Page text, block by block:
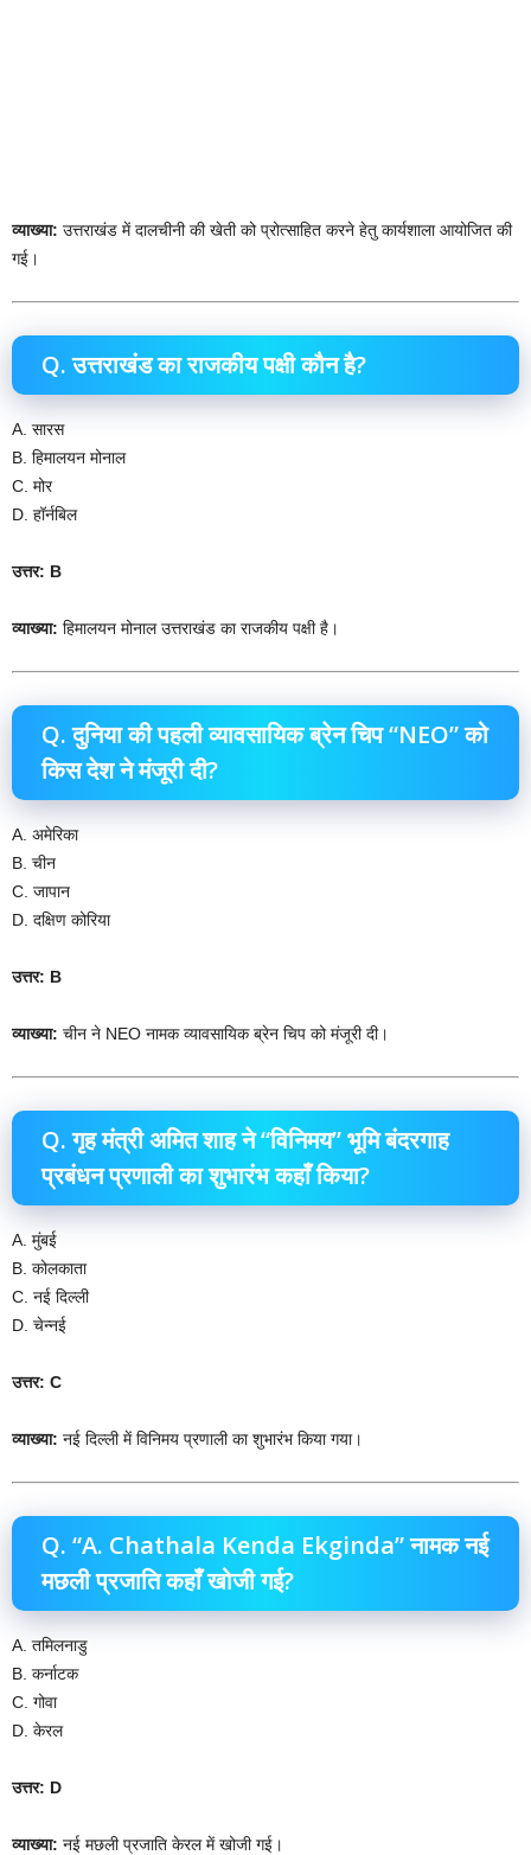
व्याख्या: उत्तराखंड में दालचीनी की खेती को प्रोत्साहित करने हेतु कार्यशाला आयोजित की
गई।
Q. उत्तराखंड का राजकीय पक्षी कौन है?
A. सारस
B. हिमालयन मोनाल
C. मोर
D. हॉर्नबिल
उत्तर: B
व्याख्या: हिमालयन मोनाल उत्तराखंड का राजकीय पक्षी है।
Q. दुनिया की पहली व्यावसायिक ब्रेन चिप “NEO” को
किस देश ने मंजूरी दी?
A. अमेरिका
B. चीन
C. जापान
D. दक्षिण कोरिया
उत्तर: B
व्याख्या: चीन ने NEO नामक व्यावसायिक ब्रेन चिप को मंजूरी दी।
Q. गृह मंत्री अमित शाह ने “विनिमय” भूमि बंदरगाह
प्रबंधन प्रणाली का शुभारंभ कहाँ किया?
A. मुंबई
B. कोलकाता
C. नई दिल्ली
D. चेन्नई
उत्तर: C
व्याख्या: नई दिल्ली में विनिमय प्रणाली का शुभारंभ किया गया।
Q. “A. Chathala Kenda Ekginda” नामक नई
मछली प्रजाति कहाँ खोजी गई?
A. तमिलनाडु
B. कर्नाटक
C. गोवा
D. केरल
उत्तर: D
व्याख्या: नई मछली प्रजाति केरल में खोजी गई।